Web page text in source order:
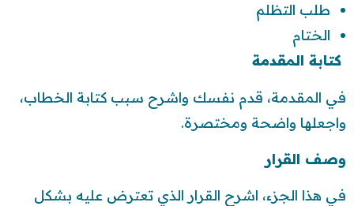
طلب التظلم
الختام
كتابة المقدمة
في المقدمة، قدم نفسك واشرح سبب كتابة الخطاب،
واجعلها واضحة ومختصرة.
وصف القرار
في هذا الجزء، اشرح القرار الذي تعترض عليه بشكل